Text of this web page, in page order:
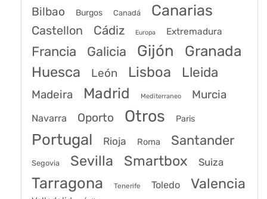
Bilbao Burgos Canadá Canarias
Castellon Cádiz Europa Extremadura
Francia Galicia Gijón Granada
Huesca León Lisboa Lleida
Madeira Madrid Mediterraneo Murcia
Navarra Oporto Otros Paris
Portugal Rioja Roma Santander
Segovia Sevilla Smartbox Suiza
Tarragona Tenerife Toledo Valencia